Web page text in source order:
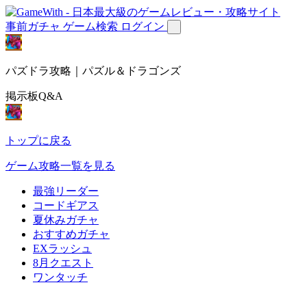
事前ガチャ ゲーム検索 ログイン
パズドラ攻略｜パズル＆ドラゴンズ
掲示板Q&A
トップに戻る
ゲーム攻略一覧を見る
最強リーダー
コードギアス
夏休みガチャ
おすすめガチャ
EXラッシュ
8月クエスト
ワンタッチ